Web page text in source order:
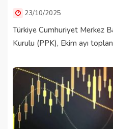
23/10/2025
Türkiye Cumhuriyet Merkez
Kurulu (PPK), Ekim ayı